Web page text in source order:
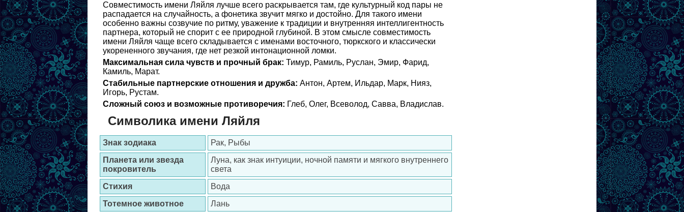
Совместимость имени Ляйля лучше всего раскрывается там, где культурный код пары не
распадается на случайность, а фонетика звучит мягко и достойно. Для такого имени
особенно важны созвучие по ритму, уважение к традиции и внутренняя интеллигентность
партнера, который не спорит с ее природной глубиной. В этом смысле совместимость
имени Ляйля чаще всего складывается с именами восточного, тюркского и классически
укорененного звучания, где нет резкой интонационной ломки.
Максимальная сила чувств и прочный брак: Тимур, Рамиль, Руслан, Эмир, Фарид,
Камиль, Марат.
Стабильные партнерские отношения и дружба: Антон, Артем, Ильдар, Марк, Нияз,
Игорь, Рустам.
Сложный союз и возможные противоречия: Глеб, Олег, Всеволод, Савва, Владислав.
Символика имени Ляйля
Знак зодиака
Рак, Рыбы
Планета или звезда
покровитель
Луна, как знак интуиции, ночной памяти и мягкого внутреннего
света
Стихия
Вода
Тотемное животное
Лань